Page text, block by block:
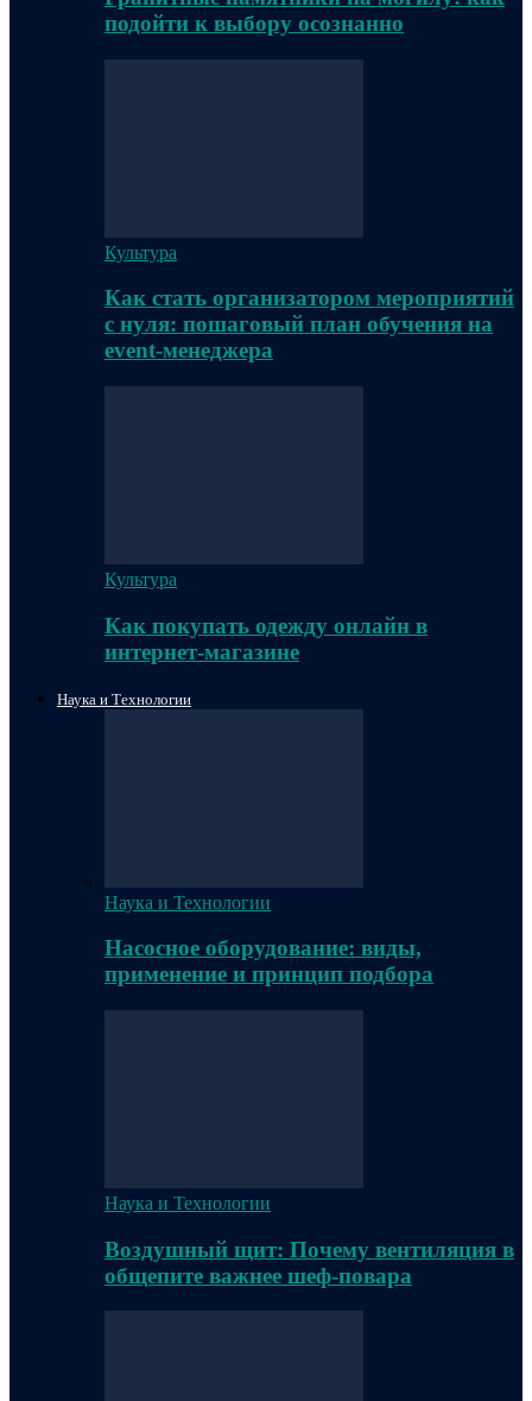
подойти к выбору осознанно
Культура
Как стать организатором мероприятий
с нуля: пошаговый план обучения на
event-менеджера
Культура
Как покупать одежду онлайн в
интернет-магазине
Наука и Технологии
Наука и Технологии
Насосное оборудование: виды,
применение и принцип подбора
Наука и Технологии
Воздушный щит: Почему вентиляция в
общепите важнее шеф-повара